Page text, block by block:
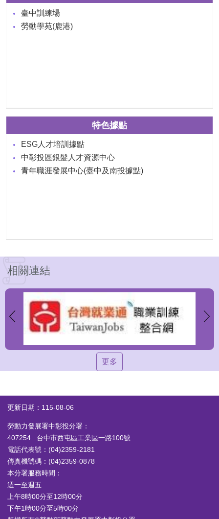
臺中訓練場
勞動學苑(鹿港)
特色據點
ESG人才培訓據點
中彰投區銀髮人才資源中心
青年職涯發展中心(臺中及南投據點)
相關連結
更多
更新日期：115-08-06
勞動力發展署中彰投分署：
407254 台中市西屯區工業區一路100號
電話代表號：(04)2359-2181
傳真機號碼：(04)2359-0878
本分署服務時間：
週一至週五
上午8時00分至12時00分
下午1時00分至5時00分